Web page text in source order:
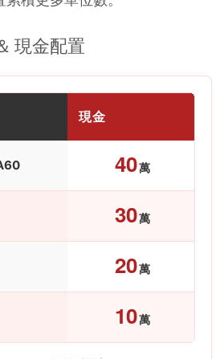
現金配置
現金
40萬
30萬
20萬
10萬